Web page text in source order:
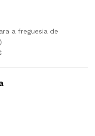
a freguesia de